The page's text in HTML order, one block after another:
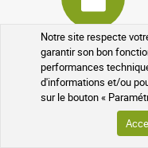
Notre site respecte
garantir son bon
performances
d'informations et/ou
sur le bouton «
Données cryptées